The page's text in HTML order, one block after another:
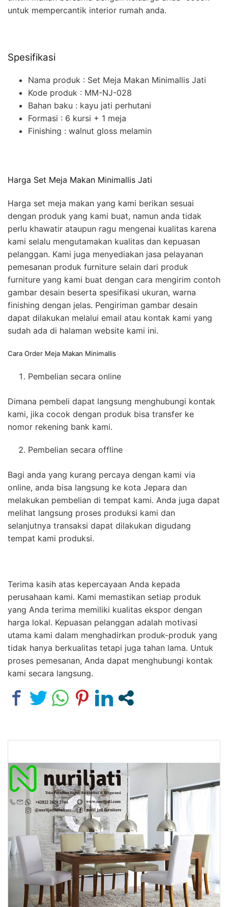
untuk mempercantik interior rumah anda.
Spesifikasi
Nama produk : Set Meja Makan Minimallis Jati
Kode produk : MM-NJ-028
Bahan baku : kayu jati perhutani
Formasi : 6 kursi + 1 meja
Finishing : walnut gloss melamin
Harga Set Meja Makan Minimallis Jati
Harga set meja makan yang kami berikan sesuai
dengan produk yang kami buat, namun anda tidak
perlu khawatir ataupun ragu mengenai kualitas karena
kami selalu mengutamakan kualitas dan kepuasan
pelanggan. Kami juga menyediakan jasa pelayanan
pemesanan produk furniture selain dari produk
furniture yang kami buat dengan cara mengirim contoh
gambar desain beserta spesifikasi ukuran, warna
finishing dengan jelas. Pengiriman gambar desain
dapat dilakukan melalui email atau kontak kami yang
sudah ada di halaman website kami ini.
Cara Order Meja Makan Minimallis
Pembelian secara online
Dimana pembeli dapat langsung menghubungi kontak
kami, jika cocok dengan produk bisa transfer ke
nomor rekening bank kami.
Pembelian secara offline
Bagi anda yang kurang percaya dengan kami via
online, anda bisa langsung ke kota Jepara dan
melakukan pembelian di tempat kami. Anda juga dapat
melihat langsung proses produksi kami dan
selanjutnya transaksi dapat dilakukan digudang
tempat kami produksi.
Terima kasih atas kepercayaan Anda kepada
perusahaan kami. Kami memastikan setiap produk
yang Anda terima memiliki kualitas ekspor dengan
harga lokal. Kepuasan pelanggan adalah motivasi
utama kami dalam menghadirkan produk-produk yang
tidak hanya berkualitas tetapi juga tahan lama. Untuk
proses pemesanan, Anda dapat menghubungi kontak
kami secara langsung.